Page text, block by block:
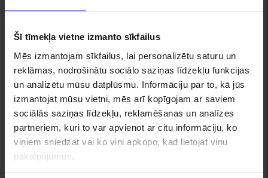
Šī tīmekļa vietne izmanto sīkfailus
Mēs izmantojam sīkfailus, lai personalizētu saturu un
reklāmas, nodrošinātu sociālo saziņas līdzekļu funkcijas
un analizētu mūsu datplūsmu. Informāciju par to, kā jūs
izmantojat mūsu vietni, mēs arī kopīgojam ar saviem
sociālās saziņas līdzekļu, reklamēšanas un analīzes
partneriem, kuri to var apvienot ar citu informāciju, ko
viņiem sniedzat vai ko viņi apkopo, kad lietojat viņu
pakalpojumus.